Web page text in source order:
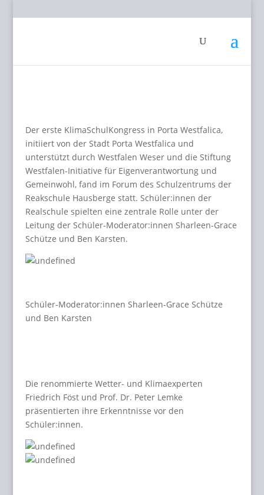
Der erste KlimaSchulKongress in Porta Westfalica,
initiiert von der Stadt Porta Westfalica und
unterstützt durch Westfalen Weser und die Stiftung
Westfalen-Initiative für Eigenverantwortung und
Gemeinwohl, fand im Forum des Schulzentrums der
Reakschule Hausberge statt. Schüler:innen der
Realschule spielten eine zentrale Rolle unter der
Leitung der Schüler-Moderator:innen Sharleen-Grace
Schütze und Ben Karsten.
Schüler-Moderator:innen Sharleen-Grace Schütze
und Ben Karsten
Die renommierte Wetter- und Klimaexperten
Friedrich Föst und Prof. Dr. Peter Lemke
präsentierten ihre Erkenntnisse vor den
Schüler:innen.